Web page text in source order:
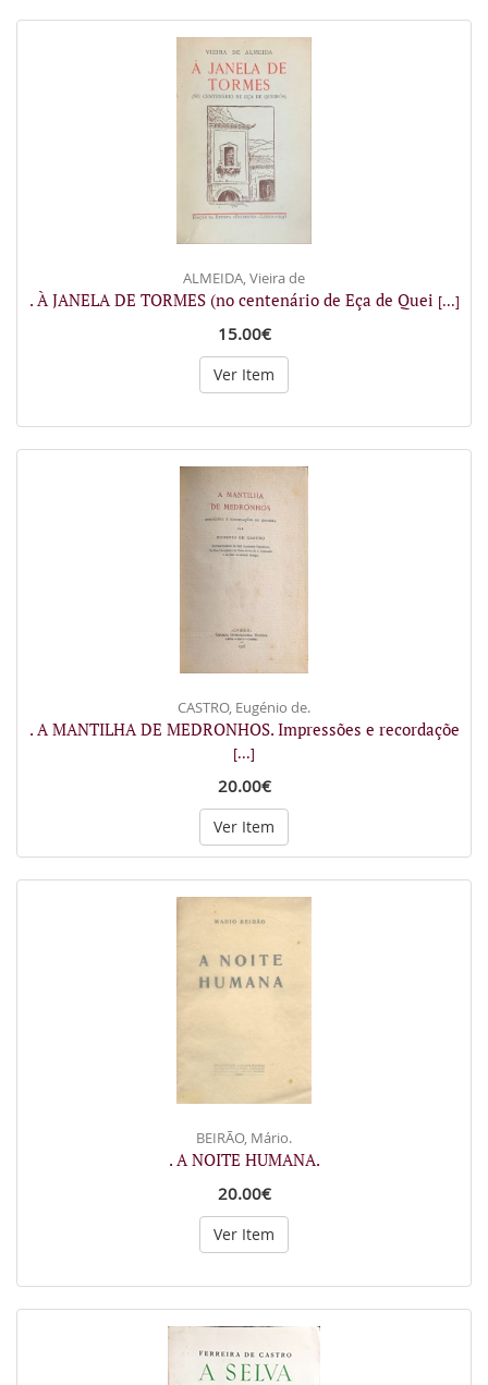
ALMEIDA, Vieira de
. À JANELA DE TORMES (no centenário de Eça de Quei [...]
15.00€
Ver Item
CASTRO, Eugénio de.
. A MANTILHA DE MEDRONHOS. Impressões e recordaçõe
[...]
20.00€
Ver Item
BEIRÃO, Mário.
. A NOITE HUMANA.
20.00€
Ver Item